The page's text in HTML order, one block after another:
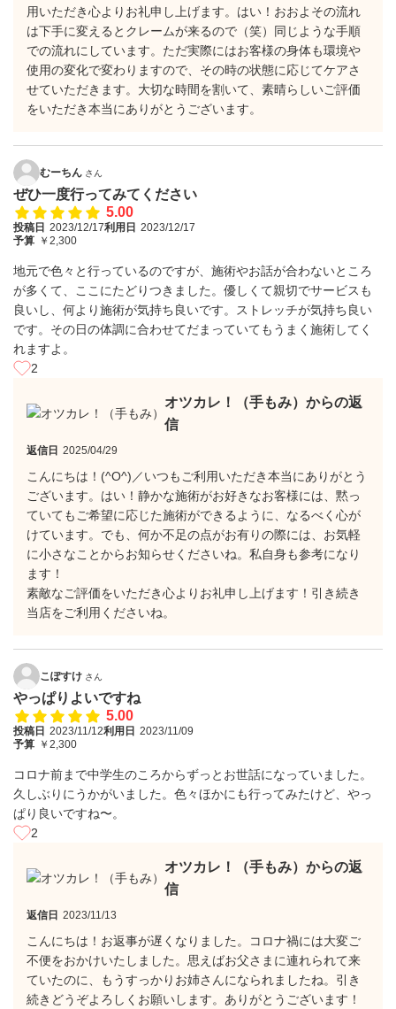
用いただき心よりお礼申し上げます。はい！おおよその流れ
は下手に変えるとクレームが来るので（笑）同じような手順
での流れにしています。ただ実際にはお客様の身体も環境や
使用の変化で変わりますので、その時の状態に応じてケアさ
せていただきます。大切な時間を割いて、素晴らしいご評価
をいただき本当にありがとうございます。
むーちん さん
ぜひ一度行ってみてください
5.00
投稿日 2023/12/17利用日 2023/12/17
予算 ￥2,300
地元で色々と行っているのですが、施術やお話が合わないところ
が多くて、ここにたどりつきました。優しくて親切でサービスも
良いし、何より施術が気持ち良いです。ストレッチが気持ち良い
です。その日の体調に合わせてだまっていてもうまく施術してく
れますよ。
2
オツカレ！（手もみ）からの返
信
返信日 2025/04/29
こんにちは！(^O^)／いつもご利用いただき本当にありがとう
ございます。はい！静かな施術がお好きなお客様には、黙っ
ていてもご希望に応じた施術ができるように、なるべく心が
けています。でも、何か不足の点がお有りの際には、お気軽
に小さなことからお知らせくださいね。私自身も参考になり
ます！
素敵なご評価をいただき心よりお礼申し上げます！引き続き
当店をご利用くださいね。
こぽすけ さん
やっぱりよいですね
5.00
投稿日 2023/11/12利用日 2023/11/09
予算 ￥2,300
コロナ前まで中学生のころからずっとお世話になっていました。
久しぶりにうかがいました。色々ほかにも行ってみたけど、やっ
ぱり良いですね〜。
2
オツカレ！（手もみ）からの返
信
返信日 2023/11/13
こんにちは！お返事が遅くなりました。コロナ禍には大変ご
不便をおかけいたしました。思えばお父さまに連れられて来
ていたのに、もうすっかりお姉さんになられましたね。引き
続きどうぞよろしくお願いします。ありがとうございます！